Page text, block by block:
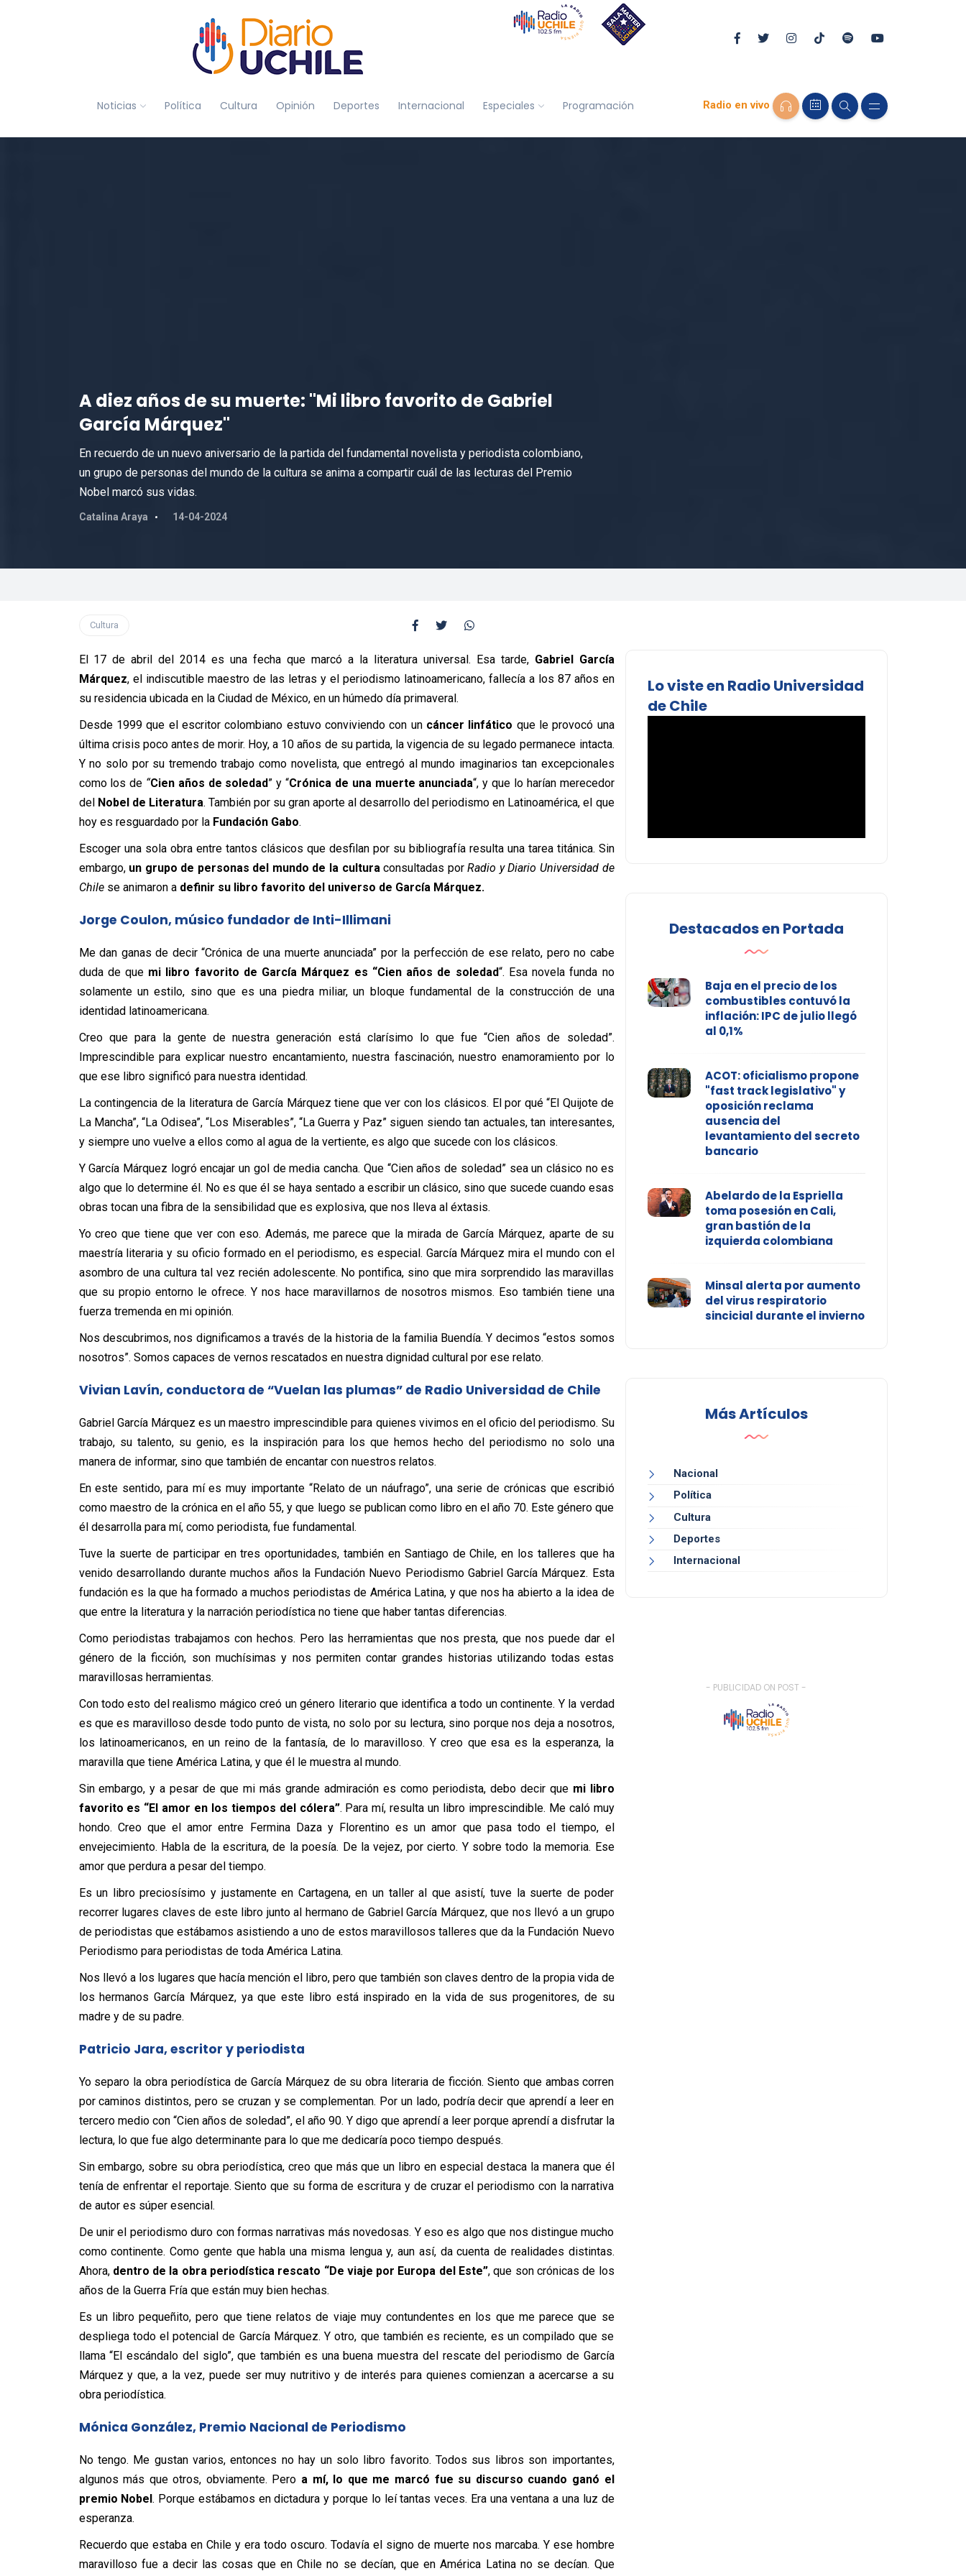
Noticias Política Cultura Opinión Deportes Internacional Especiales Programación Radio en vivo
A diez años de su muerte: "Mi libro favorito de Gabriel
García Márquez"
En recuerdo de un nuevo aniversario de la partida del fundamental novelista y periodista colombiano,
un grupo de personas del mundo de la cultura se anima a compartir cuál de las lecturas del Premio
Nobel marcó sus vidas.
Catalina Araya 14-04-2024
Cultura
El 17 de abril del 2014 es una fecha que marcó a la literatura universal. Esa tarde, Gabriel García
Márquez, el indiscutible maestro de las letras y el periodismo latinoamericano, fallecía a los 87 años en
su residencia ubicada en la Ciudad de México, en un húmedo día primaveral.
Desde 1999 que el escritor colombiano estuvo conviviendo con un cáncer linfático que le provocó una
última crisis poco antes de morir. Hoy, a 10 años de su partida, la vigencia de su legado permanece intacta.
Y no solo por su tremendo trabajo como novelista, que entregó al mundo imaginarios tan excepcionales
como los de “Cien años de soledad” y “Crónica de una muerte anunciada“, y que lo harían merecedor
del Nobel de Literatura. También por su gran aporte al desarrollo del periodismo en Latinoamérica, el que
hoy es resguardado por la Fundación Gabo.
Escoger una sola obra entre tantos clásicos que desfilan por su bibliografía resulta una tarea titánica. Sin
embargo, un grupo de personas del mundo de la culturaconsultadas porRadio y Diario Universidad de
Chile se animaron a definir su libro favorito del universo de García Márquez.
Jorge Coulon, músico fundador de Inti-Illimani
Me dan ganas de decir “Crónica de una muerte anunciada” por la perfección de ese relato, pero no cabe
duda de que mi libro favorito de García Márquez es “Cien años de soledad“. Esa novela funda no
solamente un estilo, sino que es una piedra miliar, un bloque fundamental de la construcción de una
identidad latinoamericana.
Creo que para la gente de nuestra generación está clarísimo lo que fue “Cien años de soledad”.
Imprescindible para explicar nuestro encantamiento, nuestra fascinación, nuestro enamoramiento por lo
que ese libro significó para nuestra identidad.
La contingencia de la literatura de García Márquez tiene que ver con los clásicos. El por qué “El Quijote de
La Mancha”, “La Odisea”, “Los Miserables”, “La Guerra y Paz” siguen siendo tan actuales, tan interesantes,
y siempre uno vuelve a ellos como al agua de la vertiente, es algo que sucede con los clásicos.
Y García Márquez logró encajar un gol de media cancha. Que “Cien años de soledad” sea un clásico no es
algo que lo determine él. No es que él se haya sentado a escribir un clásico, sino que sucede cuando esas
obras tocan una fibra de la sensibilidad que es explosiva, que nos lleva al éxtasis.
Yo creo que tiene que ver con eso. Además, me parece que la mirada de García Márquez, aparte de su
maestría literaria y su oficio formado en el periodismo, es especial. García Márquez mira el mundo con el
asombro de una cultura tal vez recién adolescente. No pontifica, sino que mira sorprendido las maravillas
que su propio entorno le ofrece. Y nos hace maravillarnos de nosotros mismos. Eso también tiene una
fuerza tremenda en mi opinión.
Nos descubrimos, nos dignificamos a través de la historia de la familia Buendía. Y decimos “estos somos
nosotros”. Somos capaces de vernos rescatados en nuestra dignidad cultural por ese relato.
Vivian Lavín, conductora de “Vuelan las plumas” de Radio Universidad de Chile
Gabriel García Márquez es un maestro imprescindible para quienes vivimos en el oficio del periodismo. Su
trabajo, su talento, su genio, es la inspiración para los que hemos hecho del periodismo no solo una
manera de informar, sino que también de encantar con nuestros relatos.
En este sentido, para mí es muy importante “Relato de un náufrago”, una serie de crónicas que escribió
como maestro de la crónica en el año 55, y que luego se publican como libro en el año 70. Este género que
él desarrolla para mí, como periodista, fue fundamental.
Tuve la suerte de participar en tres oportunidades, también en Santiago de Chile, en los talleres que ha
venido desarrollando durante muchos años la Fundación Nuevo Periodismo Gabriel García Márquez. Esta
fundación es la que ha formado a muchos periodistas de América Latina, y que nos ha abierto a la idea de
que entre la literatura y la narración periodística no tiene que haber tantas diferencias.
Como periodistas trabajamos con hechos. Pero las herramientas que nos presta, que nos puede dar el
género de la ficción, son muchísimas y nos permiten contar grandes historias utilizando todas estas
maravillosas herramientas.
Con todo esto del realismo mágico creó un género literario que identifica a todo un continente. Y la verdad
es que es maravilloso desde todo punto de vista, no solo por su lectura, sino porque nos deja a nosotros,
los latinoamericanos, en un reino de la fantasía, de lo maravilloso. Y creo que esa es la esperanza, la
maravilla que tiene América Latina, y que él le muestra al mundo.
Sin embargo, y a pesar de que mi más grande admiración es como periodista, debo decir que mi libro
favorito es “El amor en los tiempos del cólera”. Para mí, resulta un libro imprescindible. Me caló muy
hondo. Creo que el amor entre Fermina Daza y Florentino es un amor que pasa todo el tiempo, el
envejecimiento. Habla de la escritura, de la poesía. De la vejez, por cierto. Y sobre todo la memoria. Ese
amor que perdura a pesar del tiempo.
Es un libro preciosísimo y justamente en Cartagena, en un taller al que asistí, tuve la suerte de poder
recorrer lugares claves de este libro junto al hermano de Gabriel García Márquez, que nos llevó a un grupo
de periodistas que estábamos asistiendo a uno de estos maravillosos talleres que da la Fundación Nuevo
Periodismo para periodistas de toda América Latina.
Nos llevó a los lugares que hacía mención el libro, pero que también son claves dentro de la propia vida de
los hermanos García Márquez, ya que este libro está inspirado en la vida de sus progenitores, de su
madre y de su padre.
Patricio Jara, escritor y periodista
Yo separo la obra periodística de García Márquez de su obra literaria de ficción. Siento que ambas corren
por caminos distintos, pero se cruzan y se complementan. Por un lado, podría decir que aprendí a leer en
tercero medio con “Cien años de soledad”, el año 90. Y digo que aprendí a leer porque aprendí a disfrutar la
lectura, lo que fue algo determinante para lo que me dedicaría poco tiempo después.
Sin embargo, sobre su obra periodística, creo que más que un libro en especial destaca la manera que él
tenía de enfrentar el reportaje. Siento que su forma de escritura y de cruzar el periodismo con la narrativa
de autor es súper esencial.
De unir el periodismo duro con formas narrativas más novedosas. Y eso es algo que nos distingue mucho
como continente. Como gente que habla una misma lengua y, aun así, da cuenta de realidades distintas.
Ahora, dentro de la obra periodística rescato “De viaje por Europa del Este”, que son crónicas de los
años de la Guerra Fría que están muy bien hechas.
Es un libro pequeñito, pero que tiene relatos de viaje muy contundentes en los que me parece que se
despliega todo el potencial de García Márquez. Y otro, que también es reciente, es un compilado que se
llama “El escándalo del siglo”, que también es una buena muestra del rescate del periodismo de García
Márquez y que, a la vez, puede ser muy nutritivo y de interés para quienes comienzan a acercarse a su
obra periodística.
Mónica González, Premio Nacional de Periodismo
No tengo. Me gustan varios, entonces no hay un solo libro favorito. Todos sus libros son importantes,
algunos más que otros, obviamente. Pero a mí, lo que me marcó fue su discurso cuando ganó el
premio Nobel. Porque estábamos en dictadura y porque lo leí tantas veces. Era una ventana a una luz de
esperanza.
Recuerdo que estaba en Chile y era todo oscuro. Todavía el signo de muerte nos marcaba. Y ese hombre
maravilloso fue a decir las cosas que en Chile no se decían, que en América Latina no se decían. Que
Lo viste en Radio Universidad
de Chile
Destacados en Portada
Baja en el precio de los
combustibles contuvó la
inflación: IPC de julio llegó
al 0,1%
ACOT: oficialismo propone
"fast track legislativo" y
oposición reclama
ausencia del
levantamiento del secreto
bancario
Abelardo de la Espriella
toma posesión en Cali,
gran bastión de la
izquierda colombiana
Minsal alerta por aumento
del virus respiratorio
sincicial durante el invierno
Más Artículos
Nacional
Política
Cultura
Deportes
Internacional
- PUBLICIDAD ON POST -